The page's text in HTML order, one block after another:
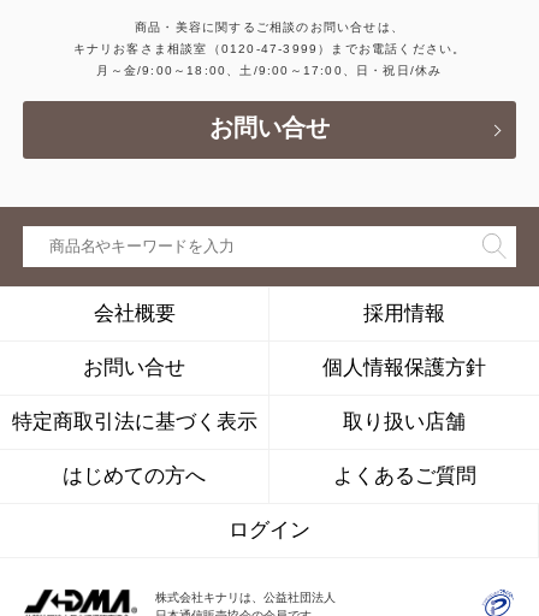
商品・美容に関するご相談のお問い合せは、
キナリお客さま相談室
（0120-47-3999）
までお電話ください。
月～金/9:00～18:00、土/9:00～17:00、日・祝日/休み
お問い合せ
会社概要 採用情報
お問い合せ 個人情報保護方針
特定商取引法に基づく表示 取り扱い店舗
はじめての方へ よくあるご質問
ログイン
株式会社キナリは、公益社団法人